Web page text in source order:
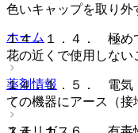
色いキャップを取り外
１４．１．４． 極め
花の近くで使用しない
１４．１．５． 電気
ての機器にアース（接
ホーム
薬剤情報